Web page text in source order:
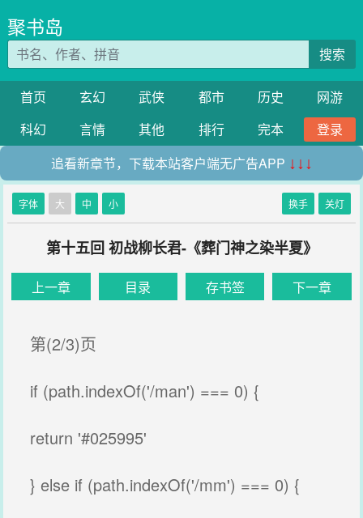
聚书岛
搜索
首页 玄幻 武侠 都市 历史
网游
科幻
言情 其他 排行 完本
登录
追看新章节，下载本站客户端无广告APP ↓↓↓
字体 大 中 小 换手 关灯
第十五回 初战柳长君-《葬门神之染半夏》
上一章 目录 存书签 下一章
第(2/3)页
if (path.indexOf('/man') === 0) {
return '#025995'
} else if (path.indexOf('/mm') === 0) {